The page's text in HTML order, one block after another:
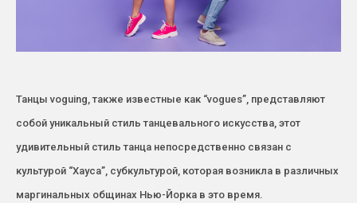
Танцы voguing, также известные как “vogues”, представляют
собой уникальный стиль танцевального искусства, этот
удивительный стиль танца непосредственно связан с
культурой “Хауса”, субкультурой, которая возникла в различных
маргинальных общинах Нью-Йорка в это время.